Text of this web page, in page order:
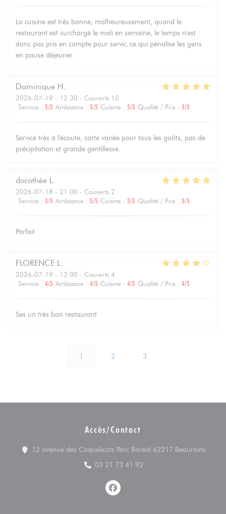
La cuisine est très bonne, malheureusement, quand le
restaurant est surchargé le midi en semaine, le temps n'est
donc pas pris en compte pour servir, ce qui pénalise les gens
en pause déjeuner.
Dominique H
2026-07-19 - 12:30 - Couverts 10
Service : 5/5 Ambiance : 5/5 Cuisine : 5/5 Qualité / Prix : 5/5
Service très à l'écoute, carte variée pour tous les goûts, pas de
précipitation et grande gentillesse.
dorothée L
2026-07-18 - 21:00 - Couverts 2
Service : 5/5 Ambiance : 5/5 Cuisine : 5/5 Qualité / Prix : 5/5
Parfait
FLORENCE L
2026-07-19 - 12:00 - Couverts 4
Service : 4/5 Ambiance : 4/5 Cuisine : 4/5 Qualité / Prix : 4/5
Ses un très bon restaurant
1 2 3
Accès/Contact
12 avenue des Coquelicots Parc Boréal 62217 Beaurains
03 21 73 41 92
Facebook ((ouvre une nouvelle